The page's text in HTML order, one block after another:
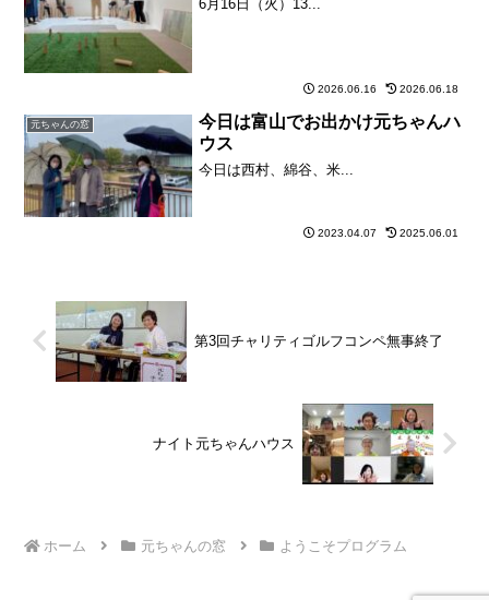
6月16日（火）13...
2026.06.16 2026.06.18
元ちゃんの窓
今日は富山でお出かけ元ちゃんハ
ウス
今日は西村、綿谷、米...
2023.04.07 2025.06.01
第3回チャリティゴルフコンペ無事終了
ナイト元ちゃんハウス
ホーム 元ちゃんの窓 ようこそプログラム